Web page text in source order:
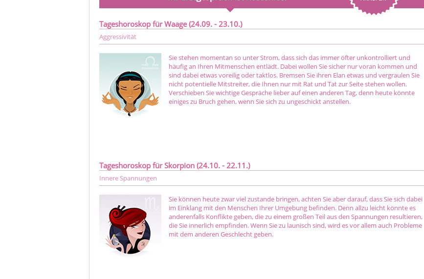
Tageshoroskop für Waage (24.09. - 23.10.)
Aggressivität
Sie stehen momentan so unter Strom, dass sich das immer öfter unkontrolliert und
häufig an Ihren Mitmenschen entlädt. Dabei wollen Sie sicher nur voran kommen und
sind dabei etwas voreilig oder taktlos. Bremsen Sie ihren Elan etwas und vergraulen Sie
nicht potentielle Mitstreiter, die Ihnen nur mit Rat und Tat zur Seite stehen wollen.
Verschieben Sie wichtige Gespräche lieber auf einen anderen Tag, denn heute könnte
einiges zu Bruch gehen, wenn Sie sich zu ungeschickt anstellen.
Tageshoroskop für Skorpion (24.10. - 22.11.)
Innere Spannungen
Sie können heute zwar viel zustande bringen, achten Sie aber darauf, dass Sie sich dabei
im Einklang mit den Menschen Ihrer Umgebung befinden. Denn allzu leicht könnte es
anderenfalls Konflikte geben, die zu einem großen Teil aus den Spannungen resultieren,
die Sie innerlich empfinden. Wenn Sie zu launisch sind, wird es vor allem auch Probleme
mit dem anderen Geschlecht geben.